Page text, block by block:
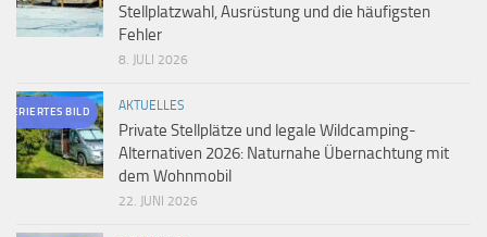
Stellplatzwahl, Ausrüstung und die häufigsten
Fehler
8. JULI 2026
BILD AKTUELLES
Private Stellplätze und legale Wildcamping-
Alternativen 2026: Naturnahe Übernachtung mit
dem Wohnmobil
22. JUNI 2026